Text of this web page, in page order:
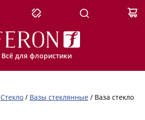
Всё для флористики
Стекло / Вазы стеклянные / Ваза стекло